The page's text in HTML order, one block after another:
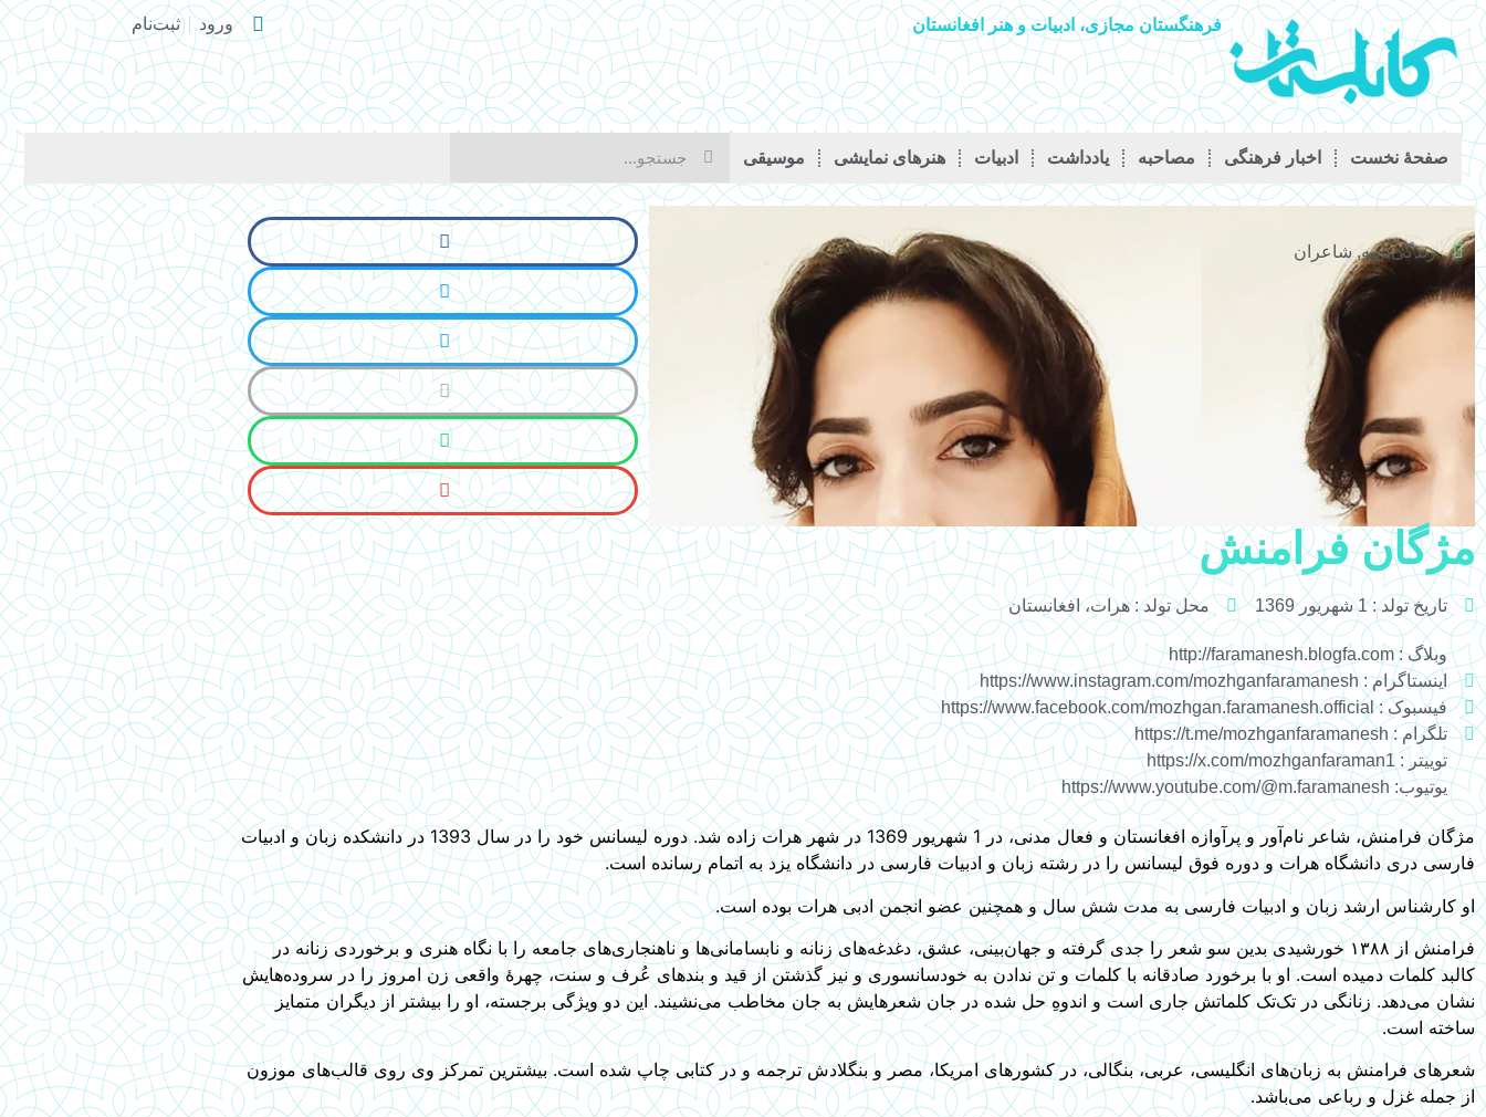
فرهنگستان مجازی، ادبیات و هنر افغانستان ورود ثبت‌نام
صفحۀ نخست اخبار فرهنگی مصاحبه يادداشت ادبیات هنرهای نمایشی موسیقی
زندگی‌نامه, شاعران
مژگان فرامنش
تاریخ تولد : 1 شهریور 1369 محل تولد : هرات، افغانستان
وبلاگ : http://faramanesh.blogfa.com
اینستاگرام : https://www.instagram.com/mozhganfaramanesh
فیسبوک : https://www.facebook.com/mozhgan.faramanesh.official
تلگرام : https://t.me/mozhganfaramanesh
توییتر : https://x.com/mozhganfaraman1
یوتیوب: https://www.youtube.com/@m.faramanesh
مژگان فرامنش، شاعر نام‌آور و پرآوازه افغانستان و فعال مدنی، در 1 شهریور 1369 در شهر هرات زاده شد. دوره لیسانس‌ خود را در سال 1393 در دانشکده‌ زبان و ادبیات
فارسی دری دانشگاه هرات و دوره فوق لیسانس را در رشته زبان و ادبیات فارسی در دانشگاه یزد به اتمام رسانده است.
او کارشناس ارشد زبان و ادبیات فارسی به‌ مدت شش سال و همچنین عضو انجمن ادبی هرات بوده است.
فرامنش از ۱۳۸۸ خورشیدی بدین سو شعر را جدی گرفته و جهان‌بینی، عشق، دغدغه‌های زنانه و نابسامانی‌ها و ناهنجاری‌های جامعه را با نگاه هنری و برخوردی زنانه در
کالبد کلمات دمیده است. او با برخورد صادقانه با کلمات و تن ندادن به خودسانسوری و نیز گذشتن از قید و بندهای عُرف و سنت، چهرۀ واقعی زن امروز را در سروده‌هایش
نشان می‌دهد. زنانگی در تک‌تک کلماتش جاری است و اندوهِ حل شده در جان شعرهایش به جان مخاطب می‌نشیند. این دو ویژگی برجسته، او را بیشتر از دیگران متمایز
ساخته است.
شعرهای فرامنش به زبان‌های انگلیسی، عربی، بنگالی، در کشورهای امریکا، مصر و بنگلادش ترجمه و در کتابی چاپ شده است. بیشترین تمرکز وی روی قالب‌های موزون
از جمله غزل و رباعی می‌باشد.